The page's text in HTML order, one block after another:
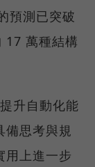
預測已突破
17 萬種結構
升自動化能
備思考與規
用上進一步